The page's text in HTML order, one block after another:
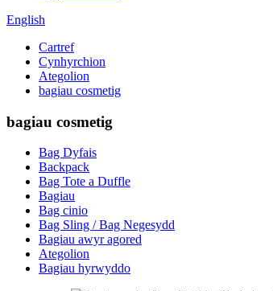
English
Cartref
Cynhyrchion
Ategolion
bagiau cosmetig
bagiau cosmetig
Bag Dyfais
Backpack
Bag Tote a Duffle
Bagiau
Bag cinio
Bag Sling / Bag Negesydd
Bagiau awyr agored
Ategolion
Bagiau hyrwyddo